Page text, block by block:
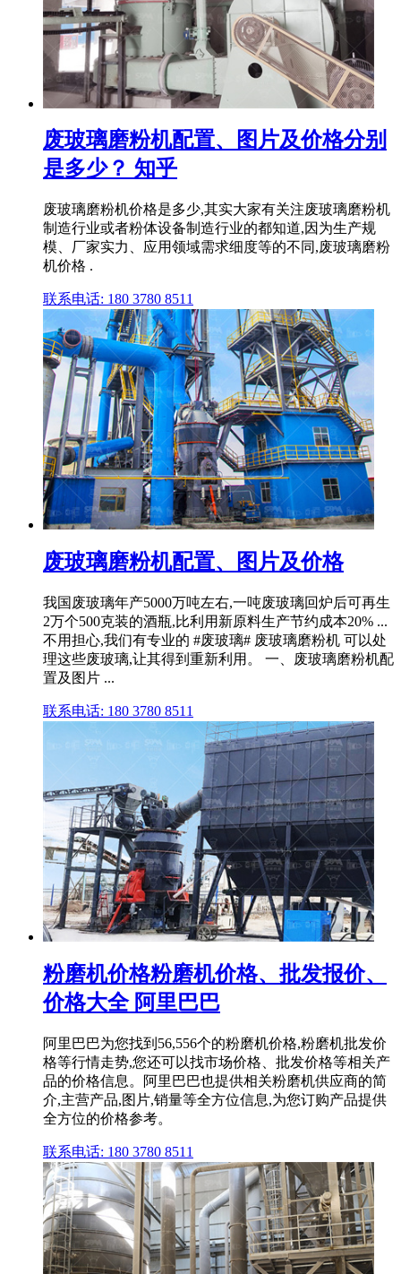
废玻璃磨粉机配置、图片及价格分别
是多少？ 知乎
废玻璃磨粉机价格是多少,其实大家有关注废玻璃磨粉机
制造行业或者粉体设备制造行业的都知道,因为生产规
模、厂家实力、应用领域需求细度等的不同,废玻璃磨粉
机价格 .
联系电话: 180 3780 8511
废玻璃磨粉机配置、图片及价格
我国废玻璃年产5000万吨左右,一吨废玻璃回炉后可再生
2万个500克装的酒瓶,比利用新原料生产节约成本20% ...
不用担心,我们有专业的 #废玻璃# 废玻璃磨粉机 可以处
理这些废玻璃,让其得到重新利用。 一、废玻璃磨粉机配
置及图片 ...
联系电话: 180 3780 8511
粉磨机价格粉磨机价格、批发报价、
价格大全 阿里巴巴
阿里巴巴为您找到56,556个的粉磨机价格,粉磨机批发价
格等行情走势,您还可以找市场价格、批发价格等相关产
品的价格信息。阿里巴巴也提供相关粉磨机供应商的简
介,主营产品,图片,销量等全方位信息,为您订购产品提供
全方位的价格参考。
联系电话: 180 3780 8511